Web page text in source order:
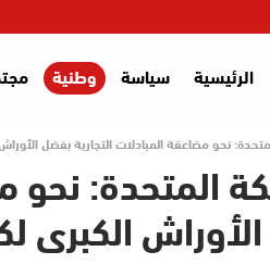
الرئيسية سياسة وطنية
نحو مضاعفة المبادلات التجارية بفضل الأوراش
المتحدة: نحو
الكبرى